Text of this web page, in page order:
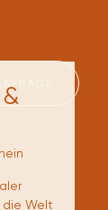
die Welt